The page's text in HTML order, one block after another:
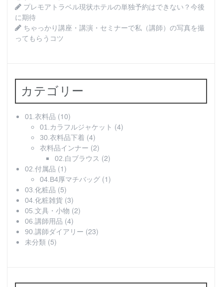
プレモアトラベル現状ホテルの単独予約はできない？今後
に期待
ちゃっかり講座・講演・セミナーで私（講師）の写真を撮
ってもらうコツ
カテゴリー
01.衣料品 (10)
01.カラフルジャケット (4)
30.衣料品下着 (4)
衣料品インナー (2)
02.白ブラウス (2)
02.付属品 (1)
04.B4厚マチバッグ (1)
03.化粧品 (5)
04.化粧雑貨 (3)
05.文具・小物 (2)
06.講師用品 (4)
90.講師ダイアリー (23)
未分類 (5)